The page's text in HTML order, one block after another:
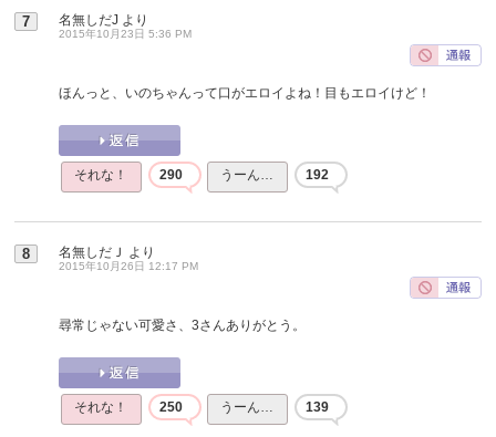
7 名無しだJ より
2015年10月23日 5:36 PM
ほんっと、いのちゃんって口がエロイよね！目もエロイけど！
それな！ 290 うーん… 192
8 名無しだＪ より
2015年10月26日 12:17 PM
尋常じゃない可愛さ、3さんありがとう。
それな！ 250 うーん… 139